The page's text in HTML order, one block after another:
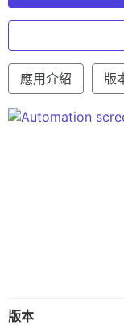
應用介紹 版
版本